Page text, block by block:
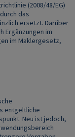
(2008/48/EG)
das
ersetzt. Darüber
Ergänzungen im
im Maklergesetz,
entgeltliche
Neu ist jedoch,